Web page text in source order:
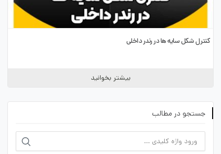
کنترل شکل سایه ها در رندر داخلی
بیشتر بخوانید
جستجو در مطالب